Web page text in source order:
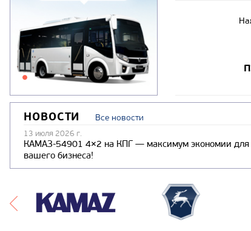
НОВОСТИ Все новости
13 июля 2026 г.
КАМАЗ-54901 4×2 на КПГ — максимум экономии для
вашего бизнеса!